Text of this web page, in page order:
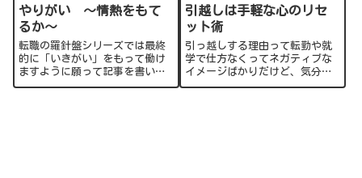
やりがい ～情熱をもて
るか～
転職の羅針盤シリーズでは最終
的に「いきがい」をもって働け
ますように願って記事を書いて
おります。今回は会社を辞めた
引越しは手軽な心のリセ
ット術
引っ越しする理由って転勤や就
学で仕方なくってネガティブな
イメージばかりだけど、気分転
換とか憧れの場所とか引越しを